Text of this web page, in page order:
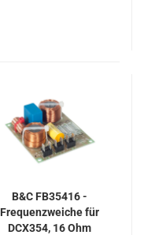
B&C FB35416 -
Frequenzweiche für
DCX354, 16 Ohm